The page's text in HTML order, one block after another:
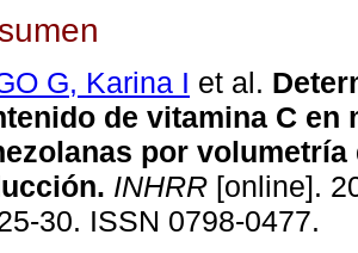
G, Karina I et al.
de vitamina C en
por volumetría
. INHRR [online].
30. ISSN 0798-0477.